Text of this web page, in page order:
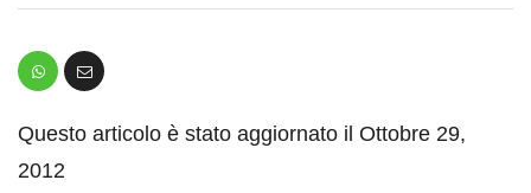
Questo articolo è stato aggiornato il Ottobre 29,
2012